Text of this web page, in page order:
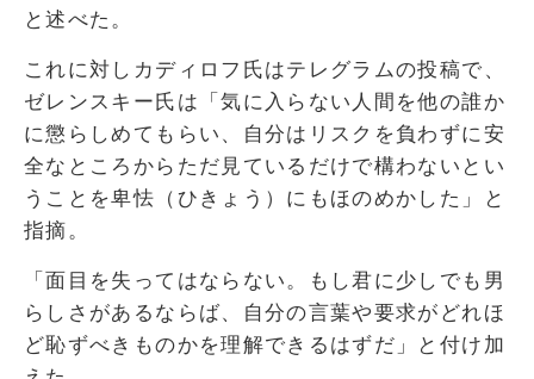
と述べた。
これに対しカディロフ氏はテレグラムの投稿で、
ゼレンスキー氏は「気に入らない人間を他の誰か
に懲らしめてもらい、自分はリスクを負わずに安
全なところからただ見ているだけで構わないとい
うことを卑怯（ひきょう）にもほのめかした」と
指摘。
「面目を失ってはならない。もし君に少しでも男
らしさがあるならば、自分の言葉や要求がどれほ
ど恥ずべきものかを理解できるはずだ」と付け加